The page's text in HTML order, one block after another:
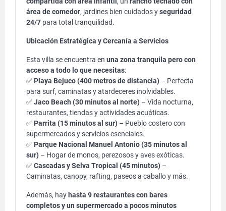
área de comedor, jardines bien cuidados yseguridad
24/7 para total tranquilidad.
Ubicación Estratégica y Cercanía a Servicios
Esta villa se encuentra en una zona tranquila pero con
acceso a todo lo que necesitas:
✅ Playa Bejuco (400 metros de distancia) – Perfecta
para surf, caminatas y atardeceres inolvidables.
✅Jaco Beach (30 minutos al norte) – Vida nocturna,
restaurantes, tiendas y actividades acuáticas.
✅ Parrita (15 minutos al sur) – Pueblo costero con
supermercados y servicios esenciales.
✅ Parque Nacional Manuel Antonio (35 minutos al
sur) – Hogar de monos, perezosos y aves exóticas.
✅Cascadas y Selva Tropical (45 minutos) –
Caminatas, canopy, rafting, paseos a caballo y más.
Además, hay hasta 9 restaurantes con bares
completos y un supermercado a pocos minutos